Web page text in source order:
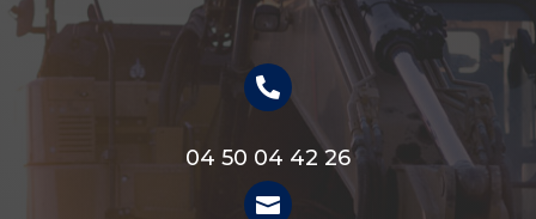

04 50 04 42 26
